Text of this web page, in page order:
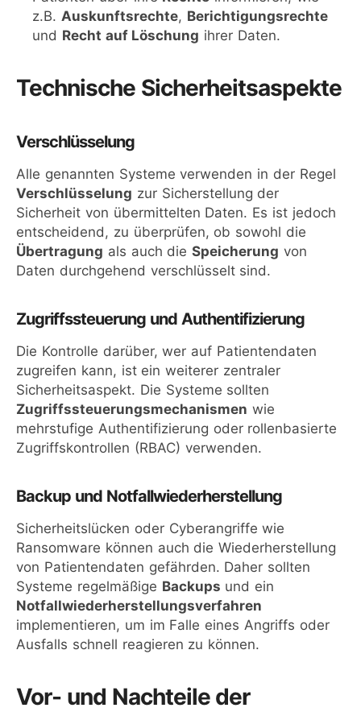
z.B. Auskunftsrechte, Berichtigungsrechte
und Recht auf Löschung ihrer Daten.
Technische Sicherheitsaspekte
Verschlüsselung
Alle genannten Systeme verwenden in der Regel
Verschlüsselung zur Sicherstellung der
Sicherheit von übermittelten Daten. Es ist jedoch
entscheidend, zu überprüfen, ob sowohl die
Übertragung als auch dieSpeicherung von
Daten durchgehend verschlüsselt sind.
Zugriffssteuerung und Authentifizierung
Die Kontrolle darüber, wer auf Patientendaten
zugreifen kann, ist ein weiterer zentraler
Sicherheitsaspekt. Die Systeme sollten
Zugriffssteuerungsmechanismen wie
mehrstufige Authentifizierung oder rollenbasierte
Zugriffskontrollen (RBAC) verwenden.
Backup und Notfallwiederherstellung
Sicherheitslücken oder Cyberangriffe wie
Ransomware können auch die Wiederherstellung
von Patientendaten gefährden. Daher sollten
Systeme regelmäßige Backups und ein
Notfallwiederherstellungsverfahren
implementieren, um im Falle eines Angriffs oder
Ausfalls schnell reagieren zu können.
Vor- und Nachteile der